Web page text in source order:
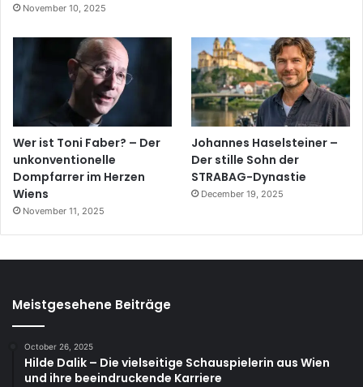
November 10, 2025
Wer ist Toni Faber? – Der
unkonventionelle
Dompfarrer im Herzen
Wiens
November 11, 2025
Johannes Haselsteiner –
Der stille Sohn der
STRABAG-Dynastie
December 19, 2025
Meistgesehene Beiträge
October 26, 2025
Hilde Dalik – Die vielseitige Schauspielerin aus Wien
und ihre beeindruckende Karriere